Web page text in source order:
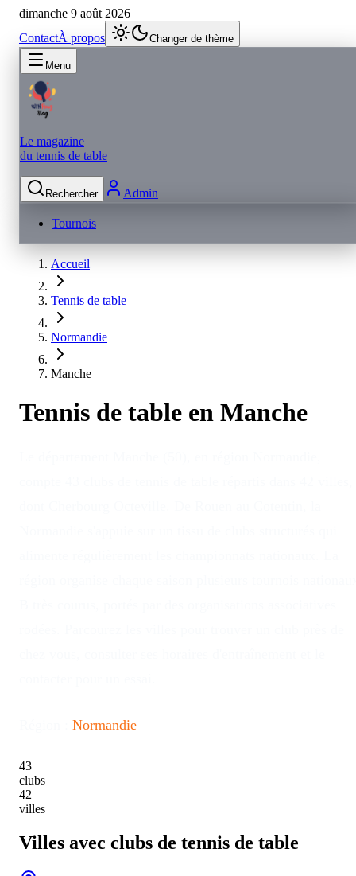
dimanche 9 août 2026
ContactÀ propos Changer de thème
Menu
Le magazine
du tennis de table
Rechercher Admin
Tournois
Accueil
Tennis de table
Normandie
Manche
Tennis de table en Manche
Normandie
43
clubs
42
villes
Villes avec clubs de tennis de table